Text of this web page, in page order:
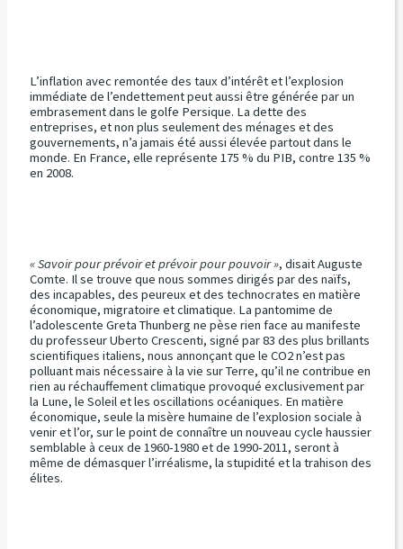
L’inflation avec remontée des taux d’intérêt et l’explosion
immédiate de l’endettement peut aussi être générée par un
embrasement dans le golfe Persique. La dette des
entreprises, et non plus seulement des ménages et des
gouvernements, n’a jamais été aussi élevée partout dans le
monde. En France, elle représente 175 % du PIB, contre 135 %
en 2008.
« Savoir pour prévoir et prévoir pour pouvoir », disait Auguste
Comte. Il se trouve que nous sommes dirigés par des naïfs,
des incapables, des peureux et des technocrates en matière
économique, migratoire et climatique. La pantomime de
l’adolescente Greta Thunberg ne pèse rien face au manifeste
du professeur Uberto Crescenti, signé par 83 des plus brillants
scientifiques italiens, nous annonçant que le CO2 n’est pas
polluant mais nécessaire à la vie sur Terre, qu’il ne contribue en
rien au réchauffement climatique provoqué exclusivement par
la Lune, le Soleil et les oscillations océaniques. En matière
économique, seule la misère humaine de l’explosion sociale à
venir et l’or, sur le point de connaître un nouveau cycle haussier
semblable à ceux de 1960-1980 et de 1990-2011, seront à
même de démasquer l’irréalisme, la stupidité et la trahison des
élites.